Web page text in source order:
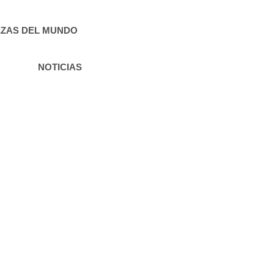
DEL MUNDO
NOTICIAS